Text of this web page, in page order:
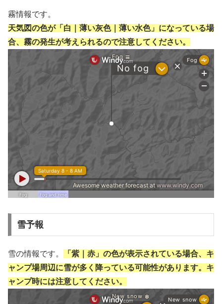
霧情報です。
天気図の色が「白｜薄い灰色｜薄い水色」になっている場
合、霧の発生が考えられるので注意してください。
雪予報
雪の情報です。
「紫｜赤」の色が表示されている場合、キ
ャンプ場周辺に雪が多く降っている可能性があります。キ
ャンプ時には注意してください。